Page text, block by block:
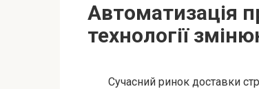
Автоматизація
технології
Сучасний ринок доставки